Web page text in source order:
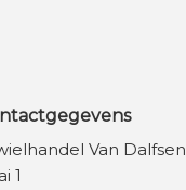
Van Dalfsen
1